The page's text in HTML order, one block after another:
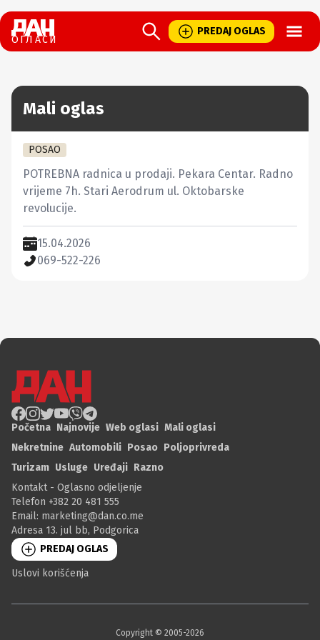
ОГЛАСИ
PREDAJ OGLAS
Mali oglas
POSAO
POTREBNA radnica u prodaji. Pekara Centar. Radno
vrijeme 7h. Stari Aerodrum ul. Oktobarske
revolucije.
15.04.2026
069-522-226
Početna Najnovije Web oglasi Mali oglasi
Nekretnine Automobili Posao Poljoprivreda
Turizam Usluge Uređaji Razno
Kontakt - Oglasno odjeljenje
Telefon +382 20 481 555
Email: marketing@dan.co.me
Adresa 13. jul bb, Podgorica
PREDAJ OGLAS
Uslovi korišćenja
Copyright © 2005-2026